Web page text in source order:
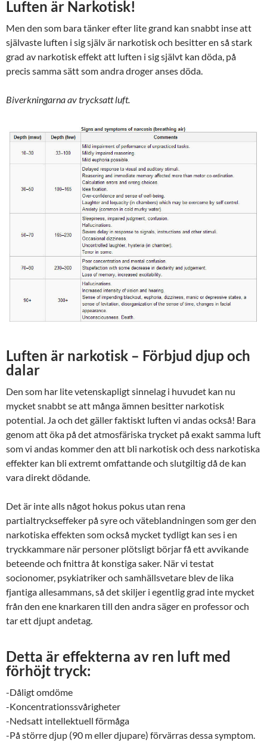
Luften är Narkotisk!
Men den som bara tänker efter lite grand kan snabbt inse att
självaste luften i sig själv är narkotisk och besitter en så stark
grad av narkotisk effekt att luften i sig självt kan döda, på
precis samma sätt som andra droger anses döda.
Biverkningarna av trycksatt luft.
Luften är narkotisk – Förbjud djup och
dalar
Den som har lite vetenskapligt sinnelag i huvudet kan nu
mycket snabbt se att många ämnen besitter narkotisk
potential. Ja och det gäller faktiskt luften vi andas också! Bara
genom att öka på det atmosfäriska trycket på exakt samma luft
som vi andas kommer den att bli narkotisk och dess narkotiska
effekter kan bli extremt omfattande och slutgiltig då de kan
vara direkt dödande.
Det är inte alls något hokus pokus utan rena
partialtryckseffeker på syre och väteblandningen som ger den
narkotiska effekten som också mycket tydligt kan ses i en
tryckkammare när personer plötsligt börjar få ett avvikande
beteende och fnittra åt konstiga saker. När vi testat
socionomer, psykiatriker och samhällsvetare blev de lika
fjantiga allesammans, så det skiljer i egentlig grad inte mycket
från den ene knarkaren till den andra säger en professor och
tar ett djupt andetag.
Detta är effekterna av ren luft med
förhöjt tryck:
-Dåligt omdöme
-Koncentrationssvårigheter
-Nedsatt intellektuell förmåga
-På större djup (90 m eller djupare) förvärras dessa symptom.